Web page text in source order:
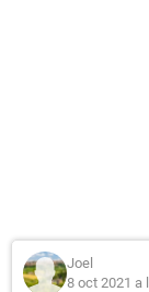
Joel
8 oct 2021 a